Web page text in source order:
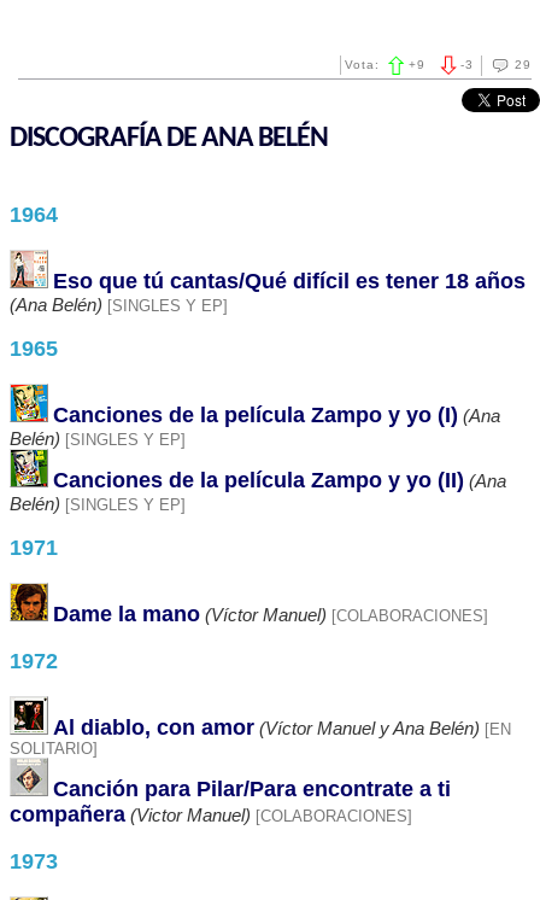
29
-3
Vota: +9
DISCOGRAFÍA DE ANA BELÉN
1964
Eso que tú cantas/Qué difícil es tener 18 años
(Ana Belén) [SINGLES Y EP]
1965
Canciones de la película Zampo y yo (I) (Ana
Belén)
[SINGLES Y EP]
Canciones de la película Zampo y yo (II) (Ana
Belén)
[SINGLES Y EP]
1971
Dame la mano (Víctor Manuel) [COLABORACIONES]
1972
Al diablo, con amor (Víctor Manuel y Ana Belén)
[EN
SOLITARIO]
Canción para Pilar/Para encontrate a ti
compañera (Victor Manuel) [COLABORACIONES]
1973